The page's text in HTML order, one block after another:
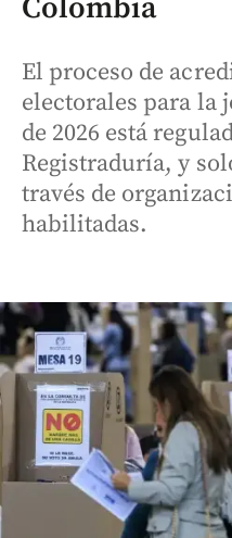
Colombia
El proceso de
electorales para la
de 2026 está
Registraduría, y
través de
habilitadas.